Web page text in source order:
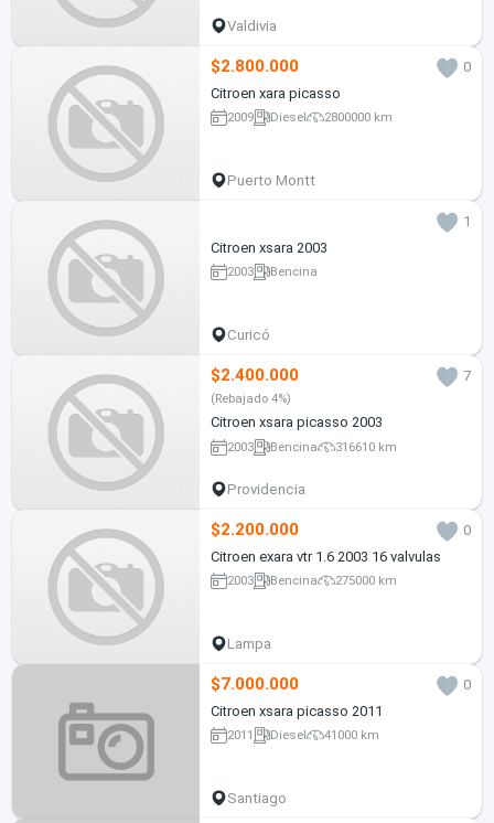
Valdivia
$2.800.000
0
Citroen xara picasso
2009 Diesel 2800000 km
Puerto Montt
1
Citroen xsara 2003
2003 Bencina
Curicó
$2.400.000 7
(Rebajado 4%)
Citroen xsara picasso 2003
2003 Bencina 316610 km
Providencia
$2.200.000
0
Citroen exara vtr 1.6 2003 16 valvulas
2003 Bencina 275000 km
Lampa
$7.000.000
0
Citroen xsara picasso 2011
2011 Diesel 41000 km
Santiago